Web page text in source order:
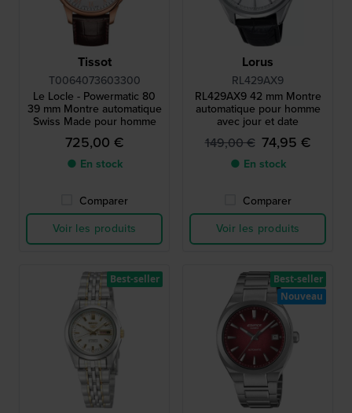
Tissot
T0064073603300
Le Locle - Powermatic 80
39 mm Montre automatique
Swiss Made pour homme
725,00 €
● En stock
Comparer
Voir les produits
Lorus
RL429AX9
RL429AX9 42 mm Montre
automatique pour homme
avec jour et date
149,00 € 74,95 €
● En stock
Comparer
Voir les produits
Best-seller
Best-seller
Nouveau